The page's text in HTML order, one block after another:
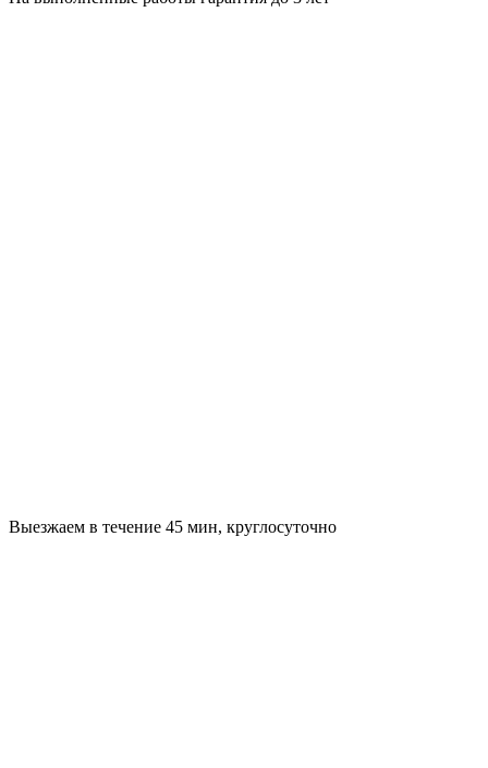
Выезжаем в течение 45 мин, круглосуточно